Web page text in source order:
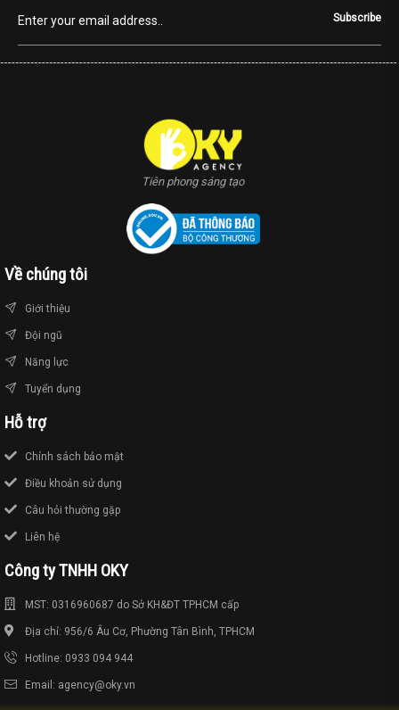
Subscribe
Tiên phong sáng tạo
Về chúng tôi
Giới thiệu
Đội ngũ
Năng lực
Tuyển dụng
Hỗ trợ
Chính sách bảo mật
Điều khoản sử dụng
Câu hỏi thường gặp
Liên hệ
Công ty TNHH OKY
MST: 0316960687 do Sở KH&ĐT TPHCM cấp
Địa chỉ: 956/6 Âu Cơ, Phường Tân Bình, TPHCM
Hotline: 0933 094 944
Email: agency@oky.vn